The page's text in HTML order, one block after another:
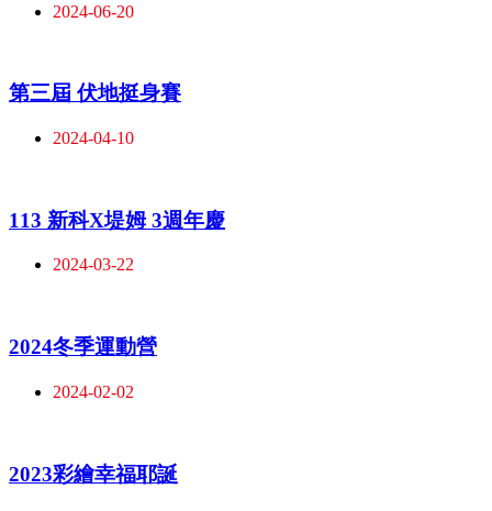
2024-06-20
第三屆 伏地挺身賽
2024-04-10
113 新科X堤姆 3週年慶
2024-03-22
2024冬季運動營
2024-02-02
2023彩繪幸福耶誕